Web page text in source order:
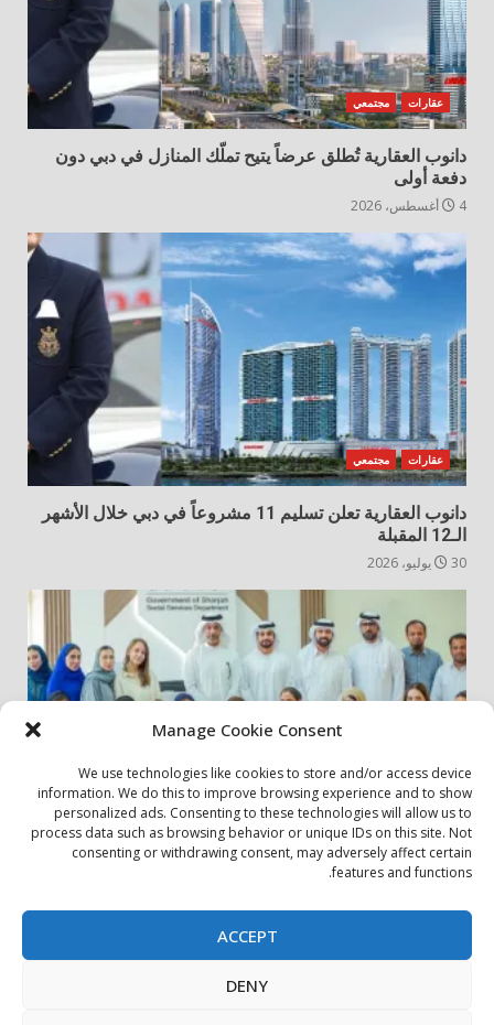
Manage Cookie Consent
We use technologies like cookies to store and/or access device
information. We do this to improve browsing experience and to show
personalized ads. Consenting to these technologies will allow us to
process data such as browsing behavior or unique IDs on this site. Not
consenting or withdrawing consent, may adversely affect certain
features and functions.
ACCEPT
DENY
عقارات مجتمعي
دانوب العقارية تُطلق عرضاً يتيح تملّك المنازل في دبي دون
دفعة أولى
4 أغسطس، 2026
عقارات مجتمعي
دانوب العقارية تعلن تسليم 11 مشروعاً في دبي خلال الأشهر
الـ12 المقبلة
30 يوليو، 2026
أخبار المجتمع مجتمعي
الشارقة لإدارة الأصول تنظم زيارة إلى دار رعاية المسنين
بيان الخصوصية سياسة ملفات تعريف الارتباط
اتصل بنا
حول الموقع